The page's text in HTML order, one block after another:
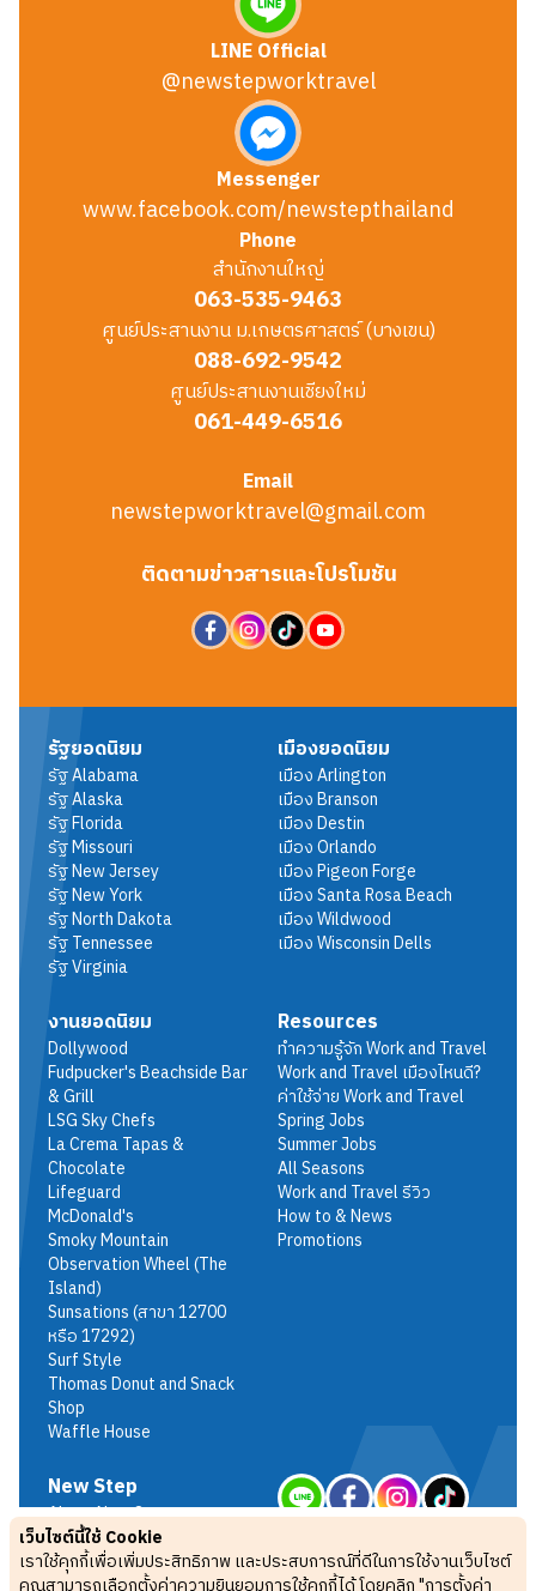
เว็บไซต์นี้ใช้ Cookie
เราใช้คุกกี้เพื่อเพิ่มประสิทธิภาพ และประสบการณ์ที่ดีในการใช้งานเว็บไซต์
Messenger
www.facebook.com/newstepthailand
LINE Official
@newstepworktravel
Phone
สำนักงานใหญ่
063-535-9463
ศูนย์ประสานงาน ม.เกษตรศาสตร์ (บางเขน)
088-692-9542
ศูนย์ประสานงานเชียงใหม่
061-449-6516
Email
newstepworktravel@gmail.com
ติดตามข่าวสารและโปรโมชัน
รัฐยอดนิยม
รัฐAlabama
รัฐAlaska
รัฐFlorida
รัฐMissouri
รัฐNew Jersey
รัฐNew York
รัฐNorth Dakota
รัฐTennessee
รัฐVirginia
เมืองยอดนิยม
เมืองArlington
เมืองBranson
เมืองDestin
เมืองOrlando
เมืองPigeon Forge
เมืองSanta Rosa Beach
เมืองWildwood
เมืองWisconsin Dells
งานยอดนิยม
Dollywood
Fudpucker's Beachside Bar
& Grill
LSG Sky Chefs
La Crema Tapas &
Chocolate
Lifeguard
McDonald's
Smoky Mountain
Observation Wheel (The
Island)
Sunsations (สาขา 12700
หรือ 17292)
Surf Style
Thomas Donut and Snack
Shop
Waffle House
Resources
ทำความรู้จัก Work and Travel
Work and Travel เมืองไหนดี?
ค่าใช้จ่าย Work and Travel
Spring Jobs
Summer Jobs
All Seasons
Work and Travel รีวิว
How to & News
Promotions
New Step
About New Step
Terms & Conditions
Privacy Policy